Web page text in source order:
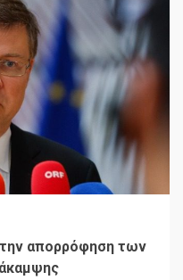
την απορρόφηση των